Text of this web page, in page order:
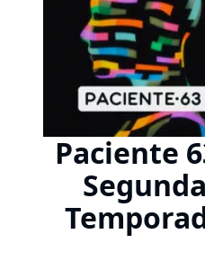
Paciente
Segunda